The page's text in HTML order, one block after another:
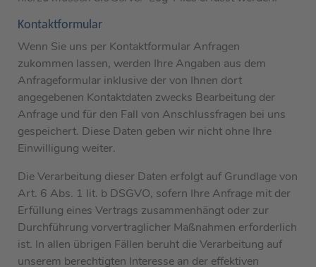
Kontaktformular
Wenn Sie uns per Kontaktformular Anfragen
zukommen lassen, werden Ihre Angaben aus dem
Anfrageformular inklusive der von Ihnen dort
angegebenen Kontaktdaten zwecks Bearbeitung der
Anfrage und für den Fall von Anschlussfragen bei uns
gespeichert. Diese Daten geben wir nicht ohne Ihre
Einwilligung weiter.
Die Verarbeitung dieser Daten erfolgt auf Grundlage von
Art. 6 Abs. 1 lit. b DSGVO, sofern Ihre Anfrage mit der
Erfüllung eines Vertrags zusammenhängt oder zur
Durchführung vorvertraglicher Maßnahmen erforderlich
ist. In allen übrigen Fällen beruht die Verarbeitung auf
unserem berechtigten Interesse an der effektiven